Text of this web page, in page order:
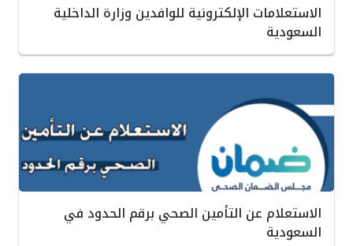
الاستعلامات الإلكترونية للوافدين وزارة الداخلية
السعودية
الاستعلام عن التأمين الصحي برقم الحدود في
السعودية